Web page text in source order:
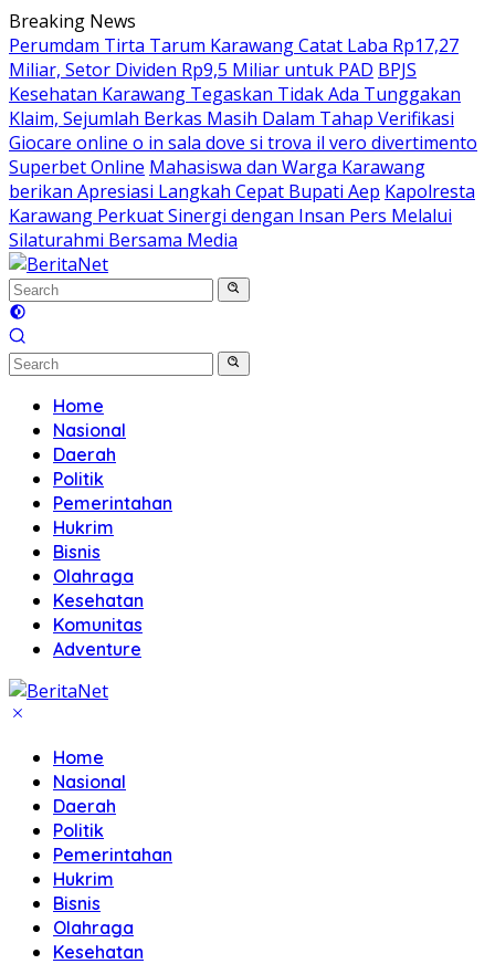
Skip
to
content
Breaking News
Perumdam Tirta Tarum Karawang Catat Laba Rp17,27
Miliar, Setor Dividen Rp9,5 Miliar untuk PAD BPJS
Kesehatan Karawang Tegaskan Tidak Ada Tunggakan
Klaim, Sejumlah Berkas Masih Dalam Tahap Verifikasi
Giocare online o in sala dove si trova il vero divertimento
Superbet Online Mahasiswa dan Warga Karawang
berikan Apresiasi Langkah Cepat Bupati Aep Kapolresta
Karawang Perkuat Sinergi dengan Insan Pers Melalui
Silaturahmi Bersama Media
Home
Nasional
Daerah
Politik
Pemerintahan
Hukrim
Bisnis
Olahraga
Kesehatan
Komunitas
Adventure
Home
Nasional
Daerah
Politik
Pemerintahan
Hukrim
Bisnis
Olahraga
Kesehatan